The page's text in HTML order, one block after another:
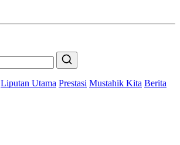
Liputan Utama Prestasi Mustahik Kita Berita